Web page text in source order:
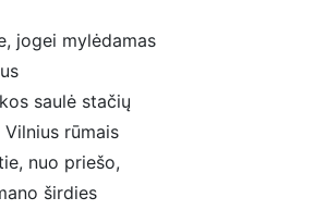
jogei mylėdamas
saulė stačių
rūmais
nuo priešo,
širdies